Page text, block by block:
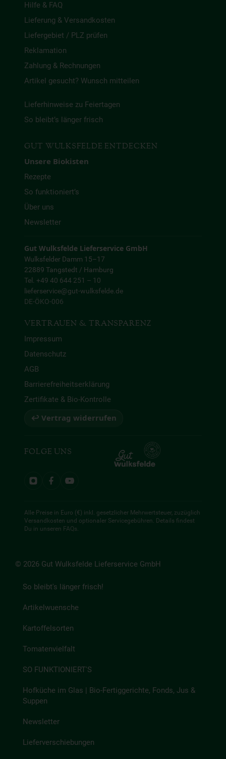
Hilfe & FAQ
Lieferung & Versandkosten
Liefergebiet / PLZ prüfen
Reklamation
Zahlung & Rechnungen
Artikel gesucht? Wunsch mitteilen
Lieferhinweise zu Feiertagen
So bleibt’s länger frisch
GUT WULKSFELDE ENTDECKEN
Unsere Biokisten
Rezepte
So funktioniert’s
Über uns
Newsletter
Gut Wulksfelde Lieferservice GmbH
Wulksfelder Damm 15–17
22889 Tangstedt / Hamburg
Tel. +49 40 644 251 – 10
lieferservice@gut-wulksfelde.de
DE-ÖKO-006
VERTRAUEN & TRANSPARENZ
Impressum
Datenschutz
AGB
Barrierefreiheitserklärung
Zertifikate & Bio-Kontrolle
↩ Vertrag widerrufen
FOLGE UNS
Alle Preise in Euro (€) inkl. gesetzlicher Mehrwertsteuer, zuzüglich
Versandkosten und optionaler Servicegebühren. Details findest
Du in unseren FAQs.
© 2026 Gut Wulksfelde Lieferservice GmbH
So bleibt's länger frisch!
Artikelwuensche
Kartoffelsorten
Tomatenvielfalt
SO FUNKTIONIERT'S
Hofküche im Glas | Bio-Fertiggerichte, Fonds, Jus &
Suppen
Newsletter
Lieferverschiebungen